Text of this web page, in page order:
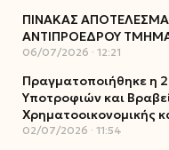
ΠΙΝΑΚΑΣ
ΑΝΤΙΠΡΟΕΔΡΟΥ
06/07/2026 12:21
Πραγματοποιήθηκε η
Υποτροφιών και
Χρηματοοικονομικής
02/07/2026 11:54